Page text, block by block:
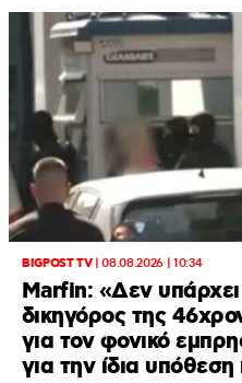
BIGPOST TV|08.08.2026 | 10:34
Marfin: «Δεν υπάρχει
δικηγόρος της
για τον φονικό
για την ίδια